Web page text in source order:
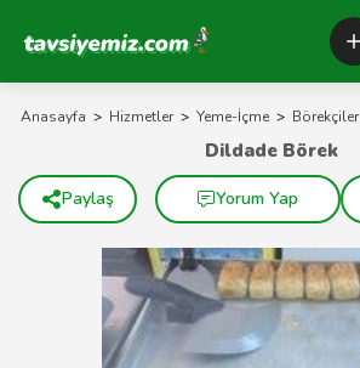
Tavsiyemiz Anasayfa
Anasayfa > Hizmetler > Yeme-İçme > Börekçiler
Dildade Börek
Paylaş Yorum Yap